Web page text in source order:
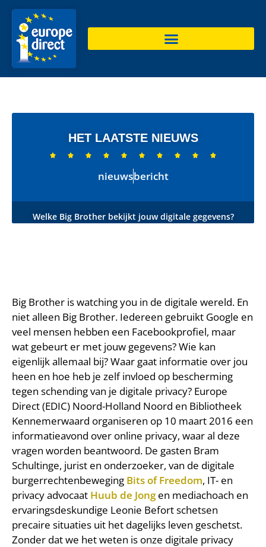
HET LAATSTE NIEUWS
         
nieuwsbericht
Welke Big Brother bekijkt jouw digitale gegevens?
Big Brother is watching you in de digitale wereld. En
niet alleen Big Brother. Iedereen gebruikt Google en
veel mensen hebben een Facebookprofiel, maar
wat gebeurt er met jouw gegevens? Wie kan
eigenlijk allemaal bij? Waar gaat informatie over jou
heen en hoe heb je zelf invloed op bescherming
tegen schending van je digitale privacy? Europe
Direct (EDIC) Noord-Holland Noord en Bibliotheek
Kennemerwaard organiseren op 10 maart 2016 een
informatieavond over online privacy, waar al deze
vragen worden beantwoord. De gasten Bram
Schultinge, jurist en onderzoeker, van de digitale
burgerrechtenbeweging Bits of Freedom, IT- en
privacy advocaat Huub de Jongen mediachoach en
ervaringsdeskundige Leonie Befort schetsen
precaire situaties uit het dagelijks leven geschetst.
Zonder dat we het weten is onze digitale privacy